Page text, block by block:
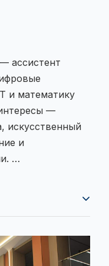
ассистент
и математику
—
искусственный
и
…
и математику